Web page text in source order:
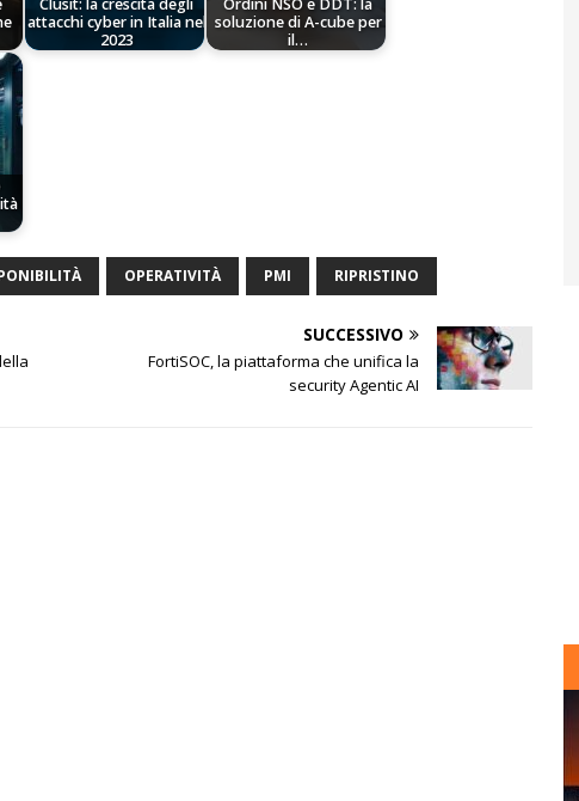
attacchi cyber in Italia nel
2023
soluzione di A-cube per
il…
OPERATIVITÀ PMI RIPRISTINO
SUCCESSIVO
FortiSOC, la piattaforma che unifica la
security Agentic AI